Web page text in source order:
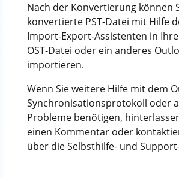
Nach der Konvertierung können
konvertierte PST-Datei mit Hilfe
Import-Export-Assistenten in
OST-Datei oder ein anderes
importieren.
Wenn Sie weitere Hilfe mit dem
Synchronisationsprotokoll oder
Probleme benötigen,
einen Kommentar oder
über die Selbsthilfe- und